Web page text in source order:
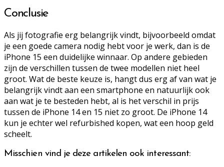
Conclusie
Als jij fotografie erg belangrijk vindt, bijvoorbeeld omdat
je een goede camera nodig hebt voor je werk, dan is de
iPhone 15 een duidelijke winnaar. Op andere gebieden
zijn de verschillen tussen de twee modellen niet heel
groot. Wat de beste keuze is, hangt dus erg af van wat je
belangrijk vindt aan een smartphone en natuurlijk ook
aan wat je te besteden hebt, al is het verschil in prijs
tussen de iPhone 14 en 15 niet zo groot. De iPhone 14
kun je echter wel refurbished kopen, wat een hoop geld
scheelt.
Misschien vind je deze artikelen ook interessant: